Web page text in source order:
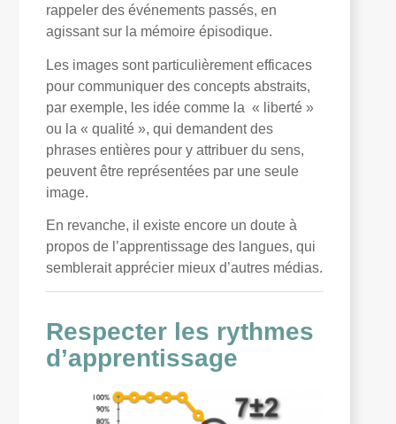
rappeler des événements passés, en
agissant sur la mémoire épisodique.
Les images sont particulièrement efficaces
pour communiquer des concepts abstraits,
par exemple, les idée comme la « liberté »
ou la « qualité », qui demandent des
phrases entières pour y attribuer du sens,
peuvent être représentées par une seule
image.
En revanche, il existe encore un doute à
propos de l’apprentissage des langues, qui
semblerait apprécier mieux d’autres médias.
Respecter les rythmes
d’apprentissage